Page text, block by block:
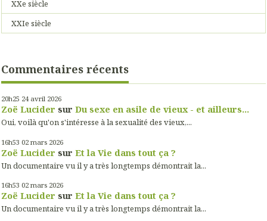
XXe siècle
XXIe siècle
Commentaires récents
20h25 24 avril 2026
Zoë Lucider sur Du sexe en asile de vieux - et ailleurs...
Oui, voilà qu'on s'intéresse à la sexualité des vieux,...
16h53 02 mars 2026
Zoë Lucider sur Et la Vie dans tout ça ?
Un documentaire vu il y a très longtemps démontrait la...
16h53 02 mars 2026
Zoë Lucider sur Et la Vie dans tout ça ?
Un documentaire vu il y a très longtemps démontrait la...